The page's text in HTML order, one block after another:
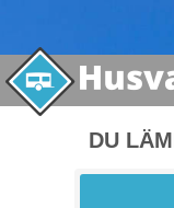
DU